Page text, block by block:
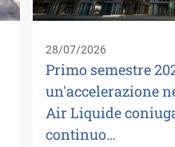
28/07/2026
Primo semestre
un'accelerazione
Air Liquide
continuo…